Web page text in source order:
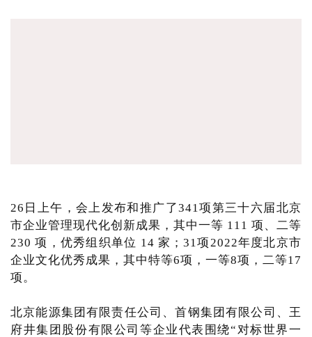
26日上午，会上发布和推广了341项第三十六届北京
市企业管理现代化创新成果，其中一等 111 项、二等
230 项，优秀组织单位 14 家；31项2022年度北京市
企业文化优秀成果，其中特等6项，一等8项，二等17
项。
北京能源集团有限责任公司、首钢集团有限公司、王
府井集团股份有限公司等企业代表围绕“对标世界一